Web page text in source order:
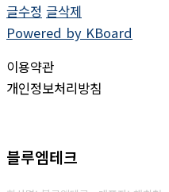
글수정 글삭제
Powered by KBoard
이용약관
개인정보처리방침
블루엠테크